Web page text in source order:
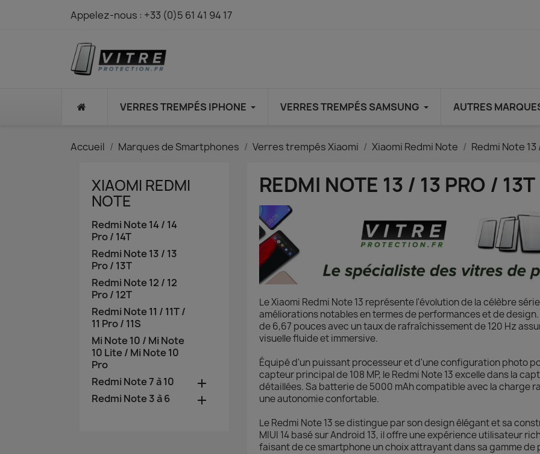
Appelez-nous : +33 (0)5 61 41 94 17
VERRES TREMPÉS IPHONE VERRES TREMPÉS SAMSUNG AUTRES
Accueil Marques de Smartphones Verres trempés Xiaomi Xiaomi Redmi Note Redmi Note 13
XIAOMI REDMI
NOTE
Redmi Note 14 / 14
Pro / 14T
Redmi Note 13 / 13
Pro / 13T
Redmi Note 12 / 12
Pro / 12T
Redmi Note 11 / 11T /
11 Pro / 11S
Mi Note 10 / Mi Note
10 Lite / Mi Note 10
Pro
Redmi Note 7 à 10

Redmi Note 3 à 6 
REDMI NOTE 13 / 13 PRO / 13T
Le Xiaomi Redmi Note 13 représente l'évolution de la célèbre
améliorations notables en termes de performances et de design.
de 6,67 pouces avec un taux de rafraîchissement de 120 Hz
visuelle fluide et immersive.
Équipé d'un puissant processeur et d'une configuration photo
capteur principal de 108 MP, le Redmi Note 13 excelle dans la
détaillées. Sa batterie de 5000 mAh compatible avec la charge
une autonomie confortable.
Le Redmi Note 13 se distingue par son design élégant et sa
MIUI 14 basé sur Android 13, il offre une expérience utilisateur
faisant de ce smartphone un choix attrayant dans sa gamme de